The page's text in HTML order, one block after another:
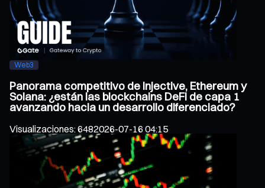
Web3
Panorama competitivo de Injective, Ethereum y
Solana: ¿están las blockchains DeFi de capa 1
avanzando hacia un desarrollo diferenciado?
Visualizaciones:6482026-07-16 04:15